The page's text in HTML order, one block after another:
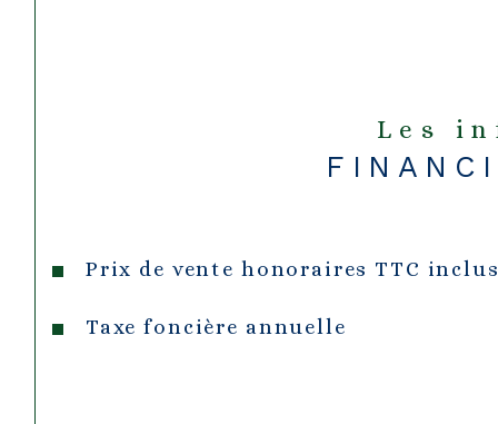
Les
Prix de vente honoraires TTC inclus
Taxe foncière annuelle